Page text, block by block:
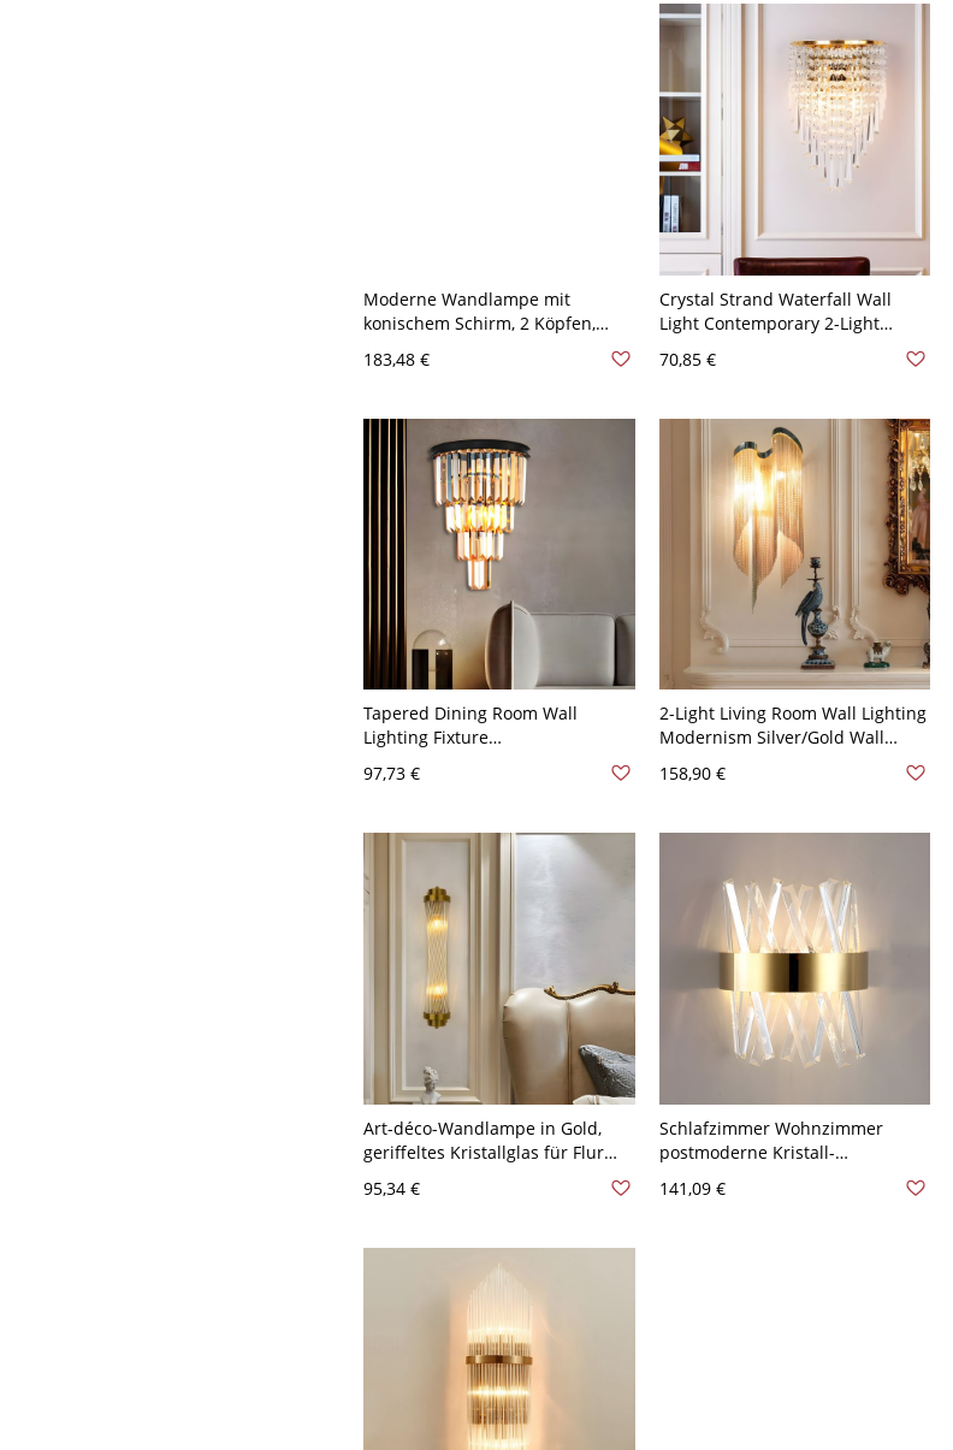
Moderne Wandlampe mit
konischem Schirm, 2 Köpfen,
Diamantmuster, Chrom-
183,48 €
Crystal Strand Waterfall Wall
Light Contemporary 2-Light
Bedroom - Golden 110V-120V
70,85 €
Tapered Dining Room Wall
Lighting Fixture
Clear/Amber/Smoke Gray Crystal
2 Heads Simplicity Stylish Sconce
97,73 €
2-Light Living Room Wall Lighting
Modernism Silver/Gold Wall
Sconce Lamp with Stream Crystal
Shade - Golden 110V-120V
158,90 €
Art-déco-Wandlampe in Gold,
geriffeltes Kristallglas für Flur
und Waschtisch - Golden 110V-
120V
95,34 €
Schlafzimmer Wohnzimmer
postmoderne Kristall-
wandmontierte Beleuchtung -
141,09 €